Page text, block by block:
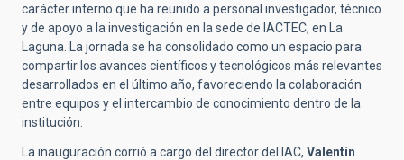
carácter interno que ha reunido a personal investigador, técnico
y de apoyo a la investigación en la sede de IACTEC, en La
Laguna. La jornada se ha consolidado como un espacio para
compartir los avances científicos y tecnológicos más relevantes
desarrollados en el último año, favoreciendo la colaboración
entre equipos y el intercambio de conocimiento dentro de la
institución.
La inauguración corrió a cargo del director del IAC, Valentín